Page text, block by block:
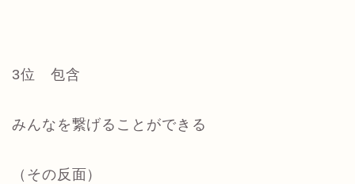
3位 包含
みんなを繋げることができる
（その反面）